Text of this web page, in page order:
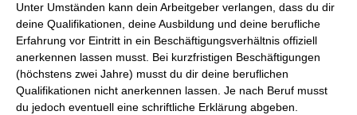
Unter Umständen kann dein Arbeitgeber verlangen, dass du dir
deine Qualifikationen, deine Ausbildung und deine berufliche
Erfahrung vor Eintritt in ein Beschäftigungsverhältnis offiziell
anerkennen lassen musst. Bei kurzfristigen Beschäftigungen
(höchstens zwei Jahre) musst du dir deine beruflichen
Qualifikationen nicht anerkennen lassen. Je nach Beruf musst
du jedoch eventuell eine schriftliche Erklärung abgeben.